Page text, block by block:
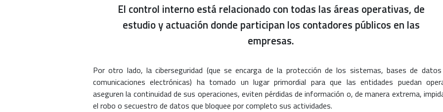
El control interno está relacionado con todas las áreas operativas, de
estudio y actuación donde participan los contadores públicos en las
empresas.
Por otro lado, la ciberseguridad (que se encarga de la protección de los sistemas, bases de
comunicaciones electrónicas) ha tomado un lugar primordial para que las entidades puedan
aseguren la continuidad de sus operaciones, eviten pérdidas de información o, de manera extrema,
el robo o secuestro de datos que bloquee por completo sus actividades.